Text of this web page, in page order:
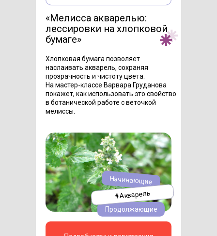
Хлопковая бумага позволяет
наслаивать акварель, сохраняя
прозрачность и чистоту цвета.
На мастер-классе Варвара Груданова
покажет, как использовать это свойство
в ботанической работе с веточкой
мелиссы.
Продолжающие
Начинающие
#Акварель
«Мелисса акварелью:
лессировки на хлопковой
бумаге»